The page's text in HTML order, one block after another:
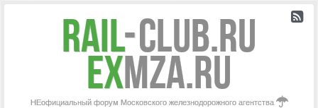
Rail-Club.RU
exMZA.RU
НЕофициальный форум Московского железнодорожного агентства